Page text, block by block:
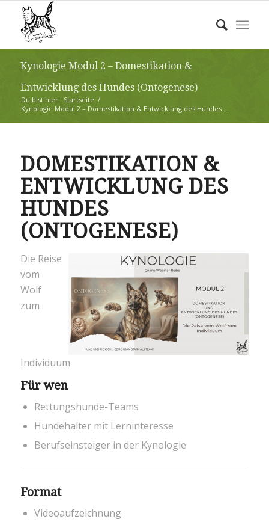
Kynologie Modul 2 – Domestikation &
Entwicklung des Hundes (Ontogenese)
Du bist hier: Startseite /
Kynologie Modul 2 – Domestikation & Entwicklung des Hundes ...
DOMESTIKATION &
ENTWICKLUNG DES
HUNDES
(ONTOGENESE)
Die Reise
vom
Wolf
zum
Individuum
Für wen
Rettungshunde-Teams
Hundehalter mit Lerninteresse
Berufseinsteiger in der Kynologie
Format
Videoaufzeichnung